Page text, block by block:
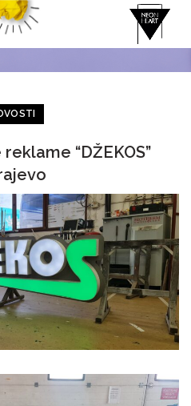
“DŽEKOS”